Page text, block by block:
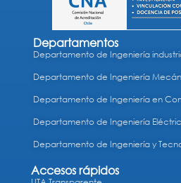
Departamentos
Departamento de Ingeniería
Departamento de Ingeniería
Departamento de Ingeniería en
Departamento de Ingeniería
Departamento de Ingeniería y
Accesos rápidos